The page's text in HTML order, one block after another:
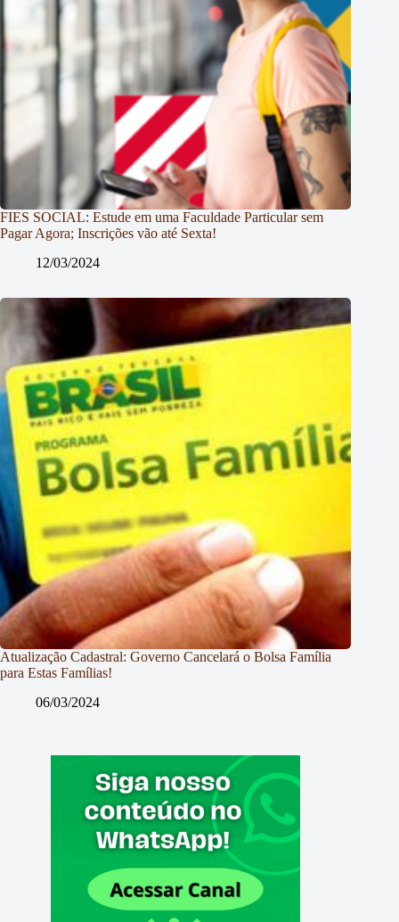
FIES SOCIAL: Estude em uma Faculdade Particular sem
Pagar Agora; Inscrições vão até Sexta!
12/03/2024
Atualização Cadastral: Governo Cancelará o Bolsa Família
para Estas Famílias!
06/03/2024